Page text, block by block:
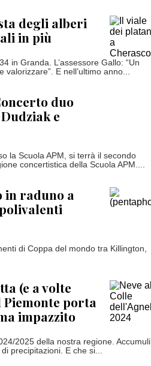
degli alberi
in più
in Granda. L’assessore Gallo: “Un
E nell’ultimo anno...
duo
e
la Scuola APM, si terrà il secondo
concertistica della Scuola APM....
in raduno a
di Coppa del mondo tra Killington,
(e a volte
Piemonte porta
impazzito
2025 della nostra regione. Accumuli
precipitazioni. E che si...